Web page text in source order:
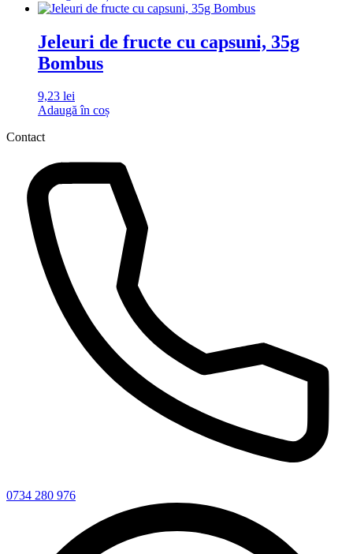
Jeleuri de fructe cu capsuni, 35g
Bombus
9,23 lei
Adaugă în coș
Contact
0734 280 976